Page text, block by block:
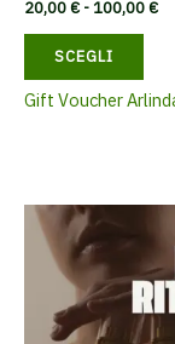
20,00€ - 100,00€
a
SCEGLI
ha
nella
Gift Voucher